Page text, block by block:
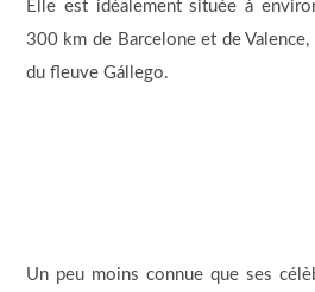
Elle est idéalement située à
300 km de Barcelone et de Valence,
du fleuve Gállego.
Un peu moins connue que ses